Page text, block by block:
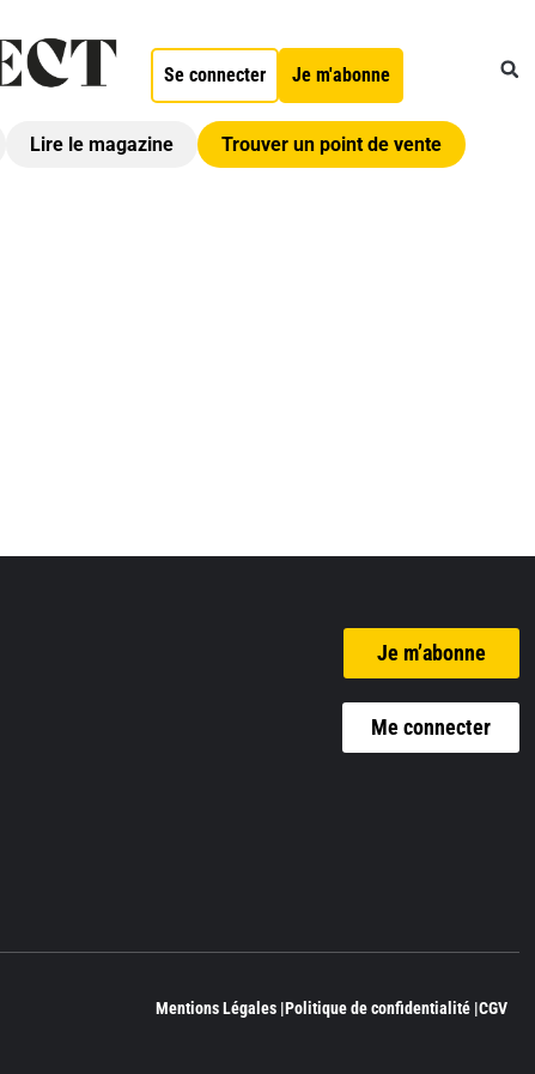
Se connecter Je m'abonne
Lire le magazine Trouver un point de vente
Je m’abonne
Me connecter
Mentions Légales |Politique de confidentialité |CGV